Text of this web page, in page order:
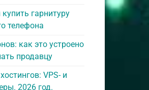
гарнитуру
телефона
как это устроено
продавцу
VPS- и
2026 год.